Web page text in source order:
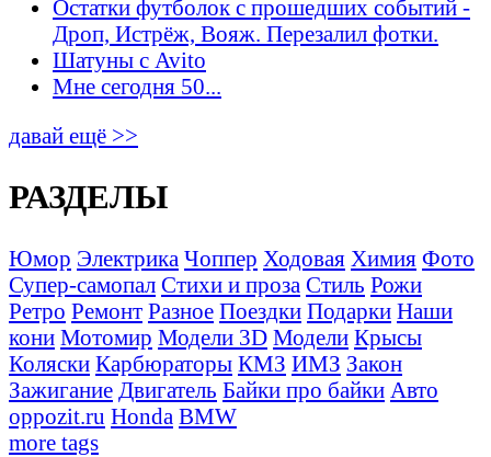
Остатки футболок с прошедших событий -
Дроп, Истрёж, Вояж. Перезалил фотки.
Шатуны с Avito
Мне сегодня 50...
давай ещё >>
РАЗДЕЛЫ
Юмор Электрика Чоппер Ходовая Химия Фото
Супер-самопал Стихи и проза Стиль Рожи
Ретро Ремонт Разное Поездки Подарки Наши
кони Мотомир Модели 3D Модели Крысы
Коляски Карбюраторы КМЗ ИМЗ Закон
Зажигание Двигатель Байки про байки Авто
oppozit.ru Honda BMW
more tags